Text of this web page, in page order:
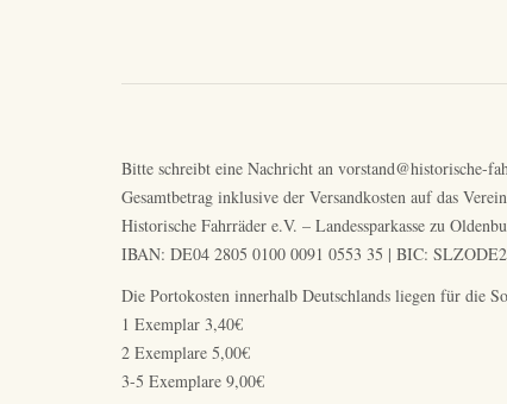
Bitte schreibt eine Nachricht an vorstand@historische-
Gesamtbetrag inklusive der Versandkosten auf das
Historische Fahrräder e.V. – Landessparkasse zu
IBAN: DE04 2805 0100 0091 0553 35 | BIC:
Die Portokosten innerhalb Deutschlands liegen für die
1 Exemplar 3,40€
2 Exemplare 5,00€
3-5 Exemplare 9,00€